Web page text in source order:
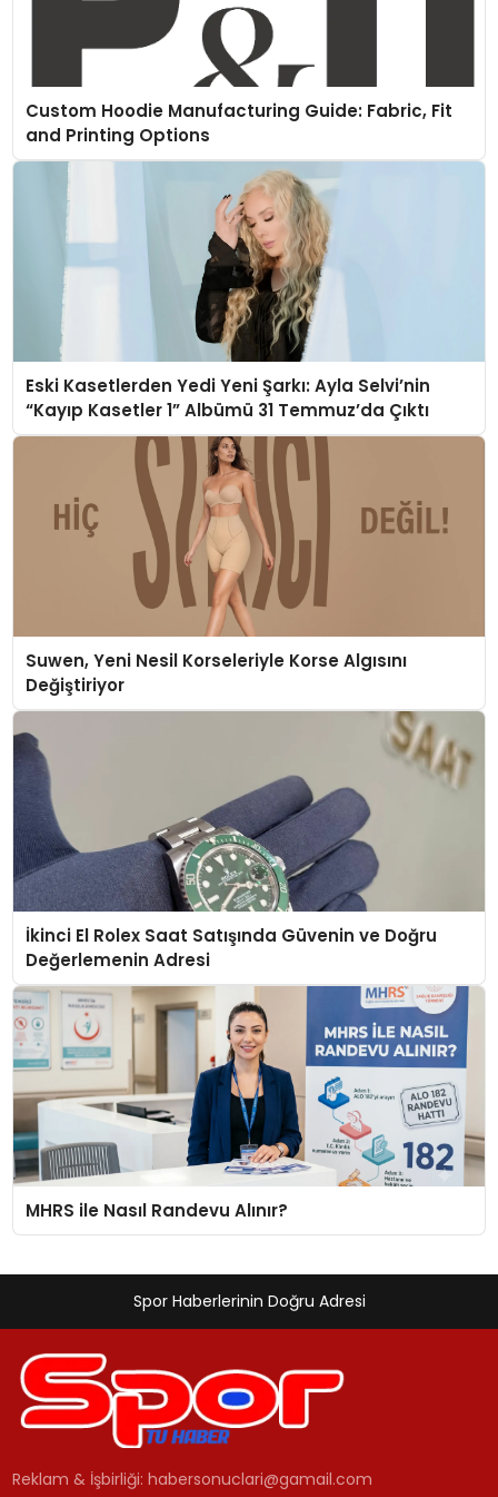
Custom Hoodie Manufacturing Guide: Fabric, Fit
and Printing Options
Eski Kasetlerden Yedi Yeni Şarkı: Ayla Selvi’nin
“Kayıp Kasetler 1” Albümü 31 Temmuz’da Çıktı
Suwen, Yeni Nesil Korseleriyle Korse Algısını
Değiştiriyor
İkinci El Rolex Saat Satışında Güvenin ve Doğru
Değerlemenin Adresi
MHRS ile Nasıl Randevu Alınır?
Spor Haberlerinin Doğru Adresi
Reklam & İşbirliği:habersonuclari@gamail.com